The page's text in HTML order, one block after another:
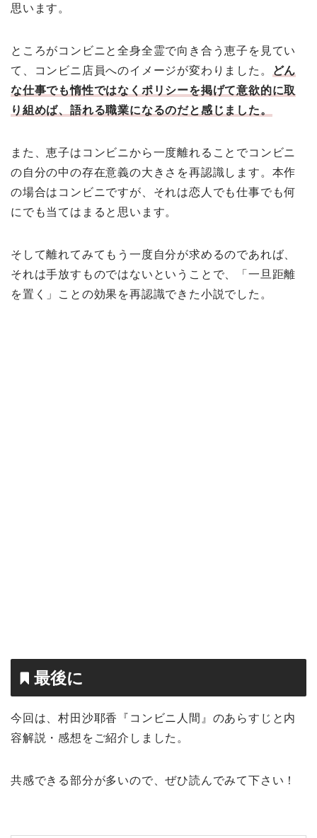
思います。
ところがコンビニと全身全霊で向き合う恵子を見てい
て、コンビニ店員へのイメージが変わりました。
どん
な仕事でも惰性ではなくポリシーを掲げて意欲的に取
り組めば、語れる職業になるのだと感じました。
また、恵子はコンビニから一度離れることでコンビニ
の自分の中の存在意義の大きさを再認識します。本作
の場合はコンビニですが、それは恋人でも仕事でも何
にでも当てはまると思います。
そして離れてみてもう一度自分が求めるのであれば、
それは手放すものではないということで、「一旦距離
を置く」ことの効果を再認識できた小説でした。
最後に
今回は、村田沙耶香『コンビニ人間』のあらすじと内
容解説・感想をご紹介しました。
共感できる部分が多いので、ぜひ読んでみて下さい！